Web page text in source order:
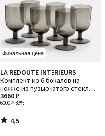
Финальная цена
LA REDOUTE INTERIEURS
Комплект из 6 бокалов на
ножке из пузырчатого стекла,
Faraji / Фараджи
6000 ₽-39%
3660 ₽
4,5
/ 5
4,5
/